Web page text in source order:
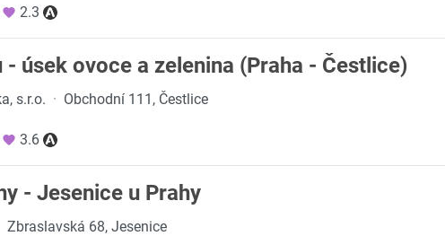
2.3
úsek ovoce a zelenina (Praha - Čestlice)
s.r.o. · Obchodní 111, Čestlice
3.6
- Jesenice u Prahy
Zbraslavská 68, Jesenice